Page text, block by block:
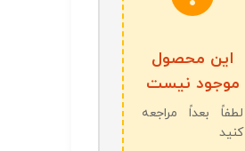
این محصول
موجود نیست
لطفاً بعداً مراجعه
کنید